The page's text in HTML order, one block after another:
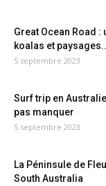
Great Ocean Road
koalas et
5 septembre 2023
Surf trip en
pas manquer
5 septembre 2023
La Péninsule de
South Australia